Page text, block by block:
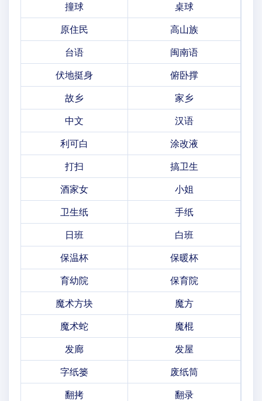
撞球
桌球
原住民
高山族
台语
闽南语
伏地挺身
俯卧撑
故乡
家乡
中文
汉语
利可白
涂改液
打扫
搞卫生
酒家女
小姐
卫生纸
手纸
日班
白班
保温杯
保暖杯
育幼院
保育院
魔术方块
魔方
魔术蛇
魔棍
发廊
发屋
字纸篓
废纸筒
翻拷
翻录